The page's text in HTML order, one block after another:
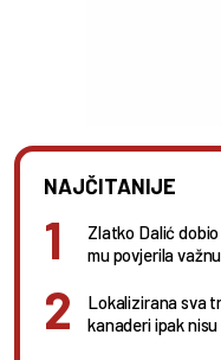
NAJČITANIJE
Zlatko Dalić
mu povjerila
Lokalizirana sva
kanaderi ipak